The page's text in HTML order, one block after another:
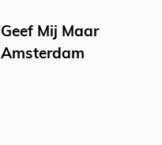
Geef Mij Maar
Amsterdam